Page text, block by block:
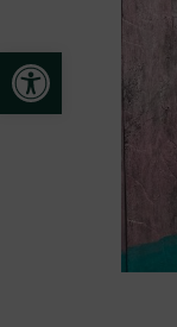
Open toolbar